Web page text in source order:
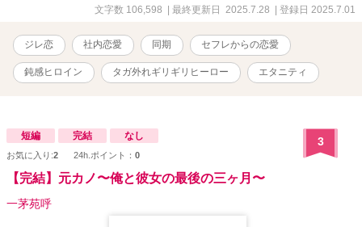
で？ 泥酔してたわたしを抱くぐらいなんだから、久我くん、絶倫
くれたり。千鶴から料理を学ぼうとしてくれたり。 久我くんとの生
活は、楽しいのだけれど。 セフレなのに、セックスさせられること
は一度もなくて。 (でも、これでいいのかもしれない) 一度はセック
スしちゃったけど、恋人同士でもないんだから。そう簡単に体繋げ
からない彼の考えに、モヤモヤする心と体。 セックスしないのな
ら、どうして同居を提案したの？ 鈍感ヒロインが、理性のタガが外
れそうで必死ヒーローに溺愛されていることに気づくまでの物語。
文字数 106,598 | 最終更新日 2025.7.28 | 登録日 2025.7.01
ジレ恋 社内恋愛 同期 セフレからの恋愛
鈍感ヒロイン タガ外れギリギリヒーロー エタニティ
短編 完結 なし
お気に入り:2 24h.ポイント： 0
3
【完結】元カノ〜俺と彼女の最後の三ヶ月〜
一茅苑呼